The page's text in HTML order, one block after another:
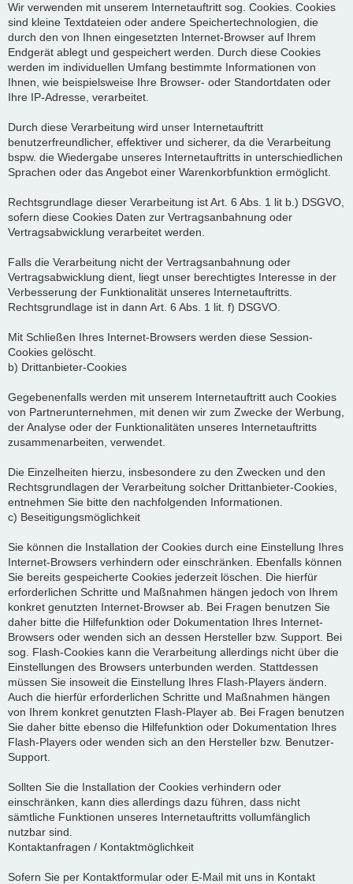
Wir verwenden mit unserem Internetauftritt sog. Cookies. Cookies
sind kleine Textdateien oder andere Speichertechnologien, die
durch den von Ihnen eingesetzten Internet-Browser auf Ihrem
Endgerät ablegt und gespeichert werden. Durch diese Cookies
werden im individuellen Umfang bestimmte Informationen von
Ihnen, wie beispielsweise Ihre Browser- oder Standortdaten oder
Ihre IP-Adresse, verarbeitet.
Durch diese Verarbeitung wird unser Internetauftritt
benutzerfreundlicher, effektiver und sicherer, da die Verarbeitung
bspw. die Wiedergabe unseres Internetauftritts in unterschiedlichen
Sprachen oder das Angebot einer Warenkorbfunktion ermöglicht.
Rechtsgrundlage dieser Verarbeitung ist Art. 6 Abs. 1 lit b.) DSGVO,
sofern diese Cookies Daten zur Vertragsanbahnung oder
Vertragsabwicklung verarbeitet werden.
Falls die Verarbeitung nicht der Vertragsanbahnung oder
Vertragsabwicklung dient, liegt unser berechtigtes Interesse in der
Verbesserung der Funktionalität unseres Internetauftritts.
Rechtsgrundlage ist in dann Art. 6 Abs. 1 lit. f) DSGVO.
Mit Schließen Ihres Internet-Browsers werden diese Session-
Cookies gelöscht.
b) Drittanbieter-Cookies
Gegebenenfalls werden mit unserem Internetauftritt auch Cookies
von Partnerunternehmen, mit denen wir zum Zwecke der Werbung,
der Analyse oder der Funktionalitäten unseres Internetauftritts
zusammenarbeiten, verwendet.
Die Einzelheiten hierzu, insbesondere zu den Zwecken und den
Rechtsgrundlagen der Verarbeitung solcher Drittanbieter-Cookies,
entnehmen Sie bitte den nachfolgenden Informationen.
c) Beseitigungsmöglichkeit
Sie können die Installation der Cookies durch eine Einstellung Ihres
Internet-Browsers verhindern oder einschränken. Ebenfalls können
Sie bereits gespeicherte Cookies jederzeit löschen. Die hierfür
erforderlichen Schritte und Maßnahmen hängen jedoch von Ihrem
konkret genutzten Internet-Browser ab. Bei Fragen benutzen Sie
daher bitte die Hilfefunktion oder Dokumentation Ihres Internet-
Browsers oder wenden sich an dessen Hersteller bzw. Support. Bei
sog. Flash-Cookies kann die Verarbeitung allerdings nicht über die
Einstellungen des Browsers unterbunden werden. Stattdessen
müssen Sie insoweit die Einstellung Ihres Flash-Players ändern.
Auch die hierfür erforderlichen Schritte und Maßnahmen hängen
von Ihrem konkret genutzten Flash-Player ab. Bei Fragen benutzen
Sie daher bitte ebenso die Hilfefunktion oder Dokumentation Ihres
Flash-Players oder wenden sich an den Hersteller bzw. Benutzer-
Support.
Sollten Sie die Installation der Cookies verhindern oder
einschränken, kann dies allerdings dazu führen, dass nicht
sämtliche Funktionen unseres Internetauftritts vollumfänglich
nutzbar sind.
Kontaktanfragen / Kontaktmöglichkeit
Sofern Sie per Kontaktformular oder E-Mail mit uns in Kontakt